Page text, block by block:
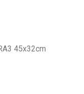
45x32cm